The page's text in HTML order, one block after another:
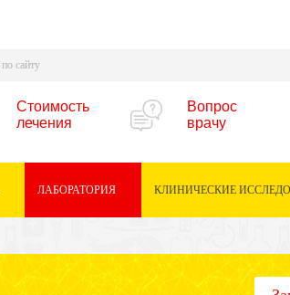
Стоимость
лечения
Вопрос
врачу
ЛАБОРАТОРИЯ КЛИНИЧЕСКИЕ